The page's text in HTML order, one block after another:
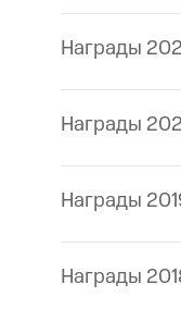
Награды
Награды
Награды
Награды